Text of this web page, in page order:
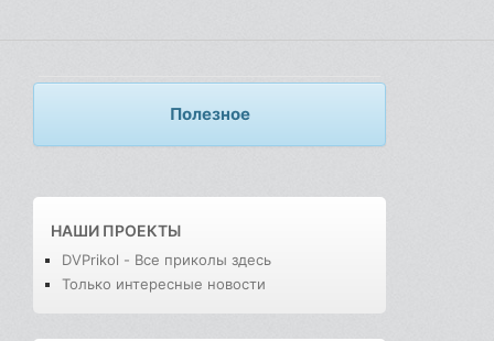
Полезное
НАШИ ПРОЕКТЫ
DVPrikol - Все приколы здесь
Только интересные новости